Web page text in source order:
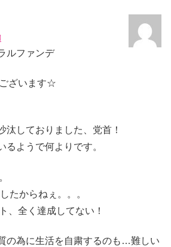
ルファンデ
ざいます☆
汰しておりました、党首！
るようで何よりです。
たからねぇ。。。
、全く達成してない！
の為に生活を自粛するのも…難しい